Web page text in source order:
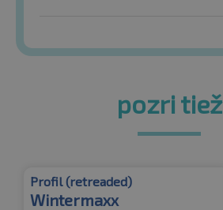
pozri tiež
Profil (retreaded)
Wintermaxx